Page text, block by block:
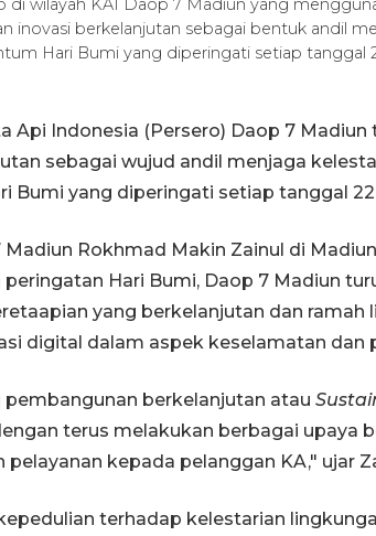
di wilayah KAI Daop 7 Madiun yang
inovasi berkelanjutan sebagai bentuk andil
Hari Bumi yang diperingati setiap tanggal
Api Indonesia (Persero) Daop 7 Madiun
sebagai wujud andil menjaga
Bumi yang diperingati setiap tanggal 22
Rokhmad Makin Zainul di
Hari Bumi, Daop 7 Madiun
yang berkelanjutan dan ramah
digital dalam aspek keselamatan dan
berkelanjutan atau
terus melakukan berbagai upaya
kepada pelanggan KA," ujar
terhadap kelestarian